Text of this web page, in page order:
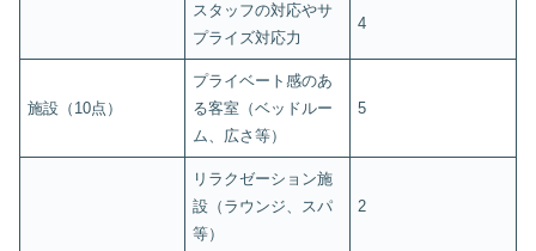
スタッフの対応やサ
プライズ対応力
4
施設（10点）
プライベート感のあ
る客室（ベッドルー
ム、広さ等）
5
リラクゼーション施
設（ラウンジ、スパ
等）
2